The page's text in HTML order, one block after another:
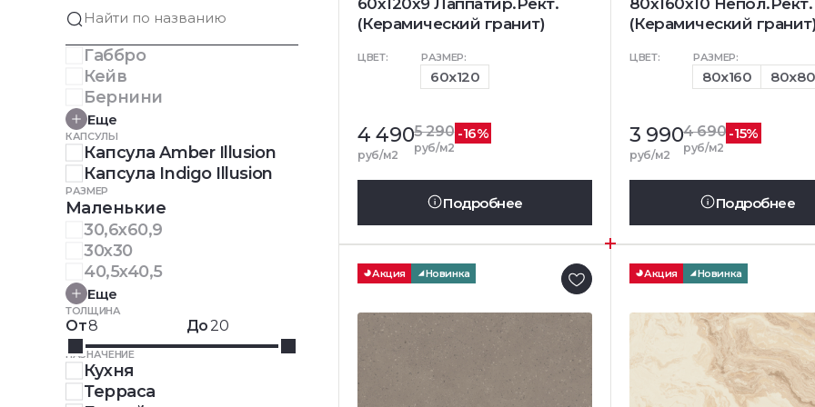
Габбро
Кейв
Бернини
Еще
КАПСУЛЫ
Капсула Amber Illusion
Капсула Indigo Illusion
РАЗМЕР
Маленькие
30,6x60,9
30x30
40,5x40,5
Еще
ТОЛЩИНА
От До
НАЗНАЧЕНИЕ
Кухня
Терраса
60x120x9 Лаппатир.Рект.
(Керамический гранит)
ЦВЕТ: РАЗМЕР:
60x120
4 490
руб/м2
5 290
руб/м2
-16%
Подробнее
80x160x10 Непол.Рект.
(Керамический
ЦВЕТ: РАЗМЕР:
80x160 80x80
3 990
руб/м2
4 690
руб/м2
-15%
Подробнее
Акция Новинка Акция Новинка